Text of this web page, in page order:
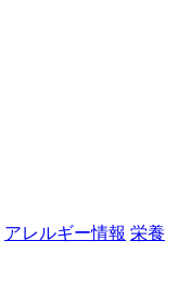
アレルギー情報 栄養